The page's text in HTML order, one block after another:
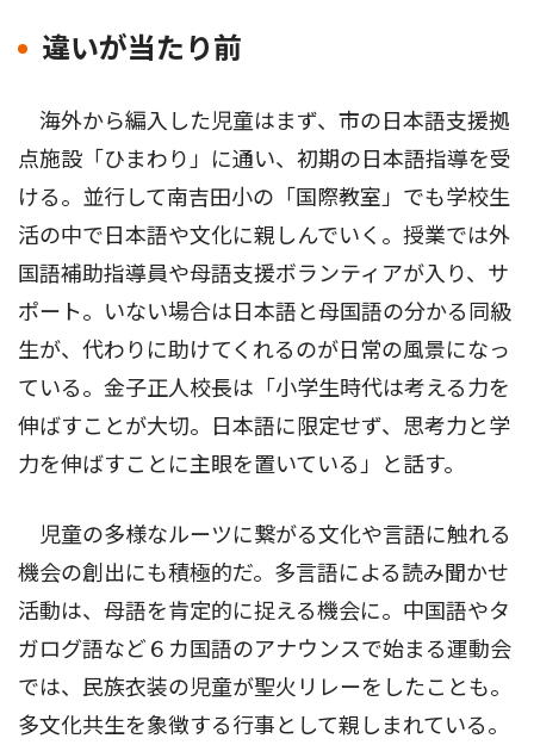
違いが当たり前
海外から編入した児童はまず、市の日本語支援拠
点施設「ひまわり」に通い、初期の日本語指導を受
ける。並行して南吉田小の「国際教室」でも学校生
活の中で日本語や文化に親しんでいく。授業では外
国語補助指導員や母語支援ボランティアが入り、サ
ポート。いない場合は日本語と母国語の分かる同級
生が、代わりに助けてくれるのが日常の風景になっ
ている。金子正人校長は「小学生時代は考える力を
伸ばすことが大切。日本語に限定せず、思考力と学
力を伸ばすことに主眼を置いている」と話す。
児童の多様なルーツに繋がる文化や言語に触れる
機会の創出にも積極的だ。多言語による読み聞かせ
活動は、母語を肯定的に捉える機会に。中国語やタ
ガログ語など６カ国語のアナウンスで始まる運動会
では、民族衣装の児童が聖火リレーをしたことも。
多文化共生を象徴する行事として親しまれている。